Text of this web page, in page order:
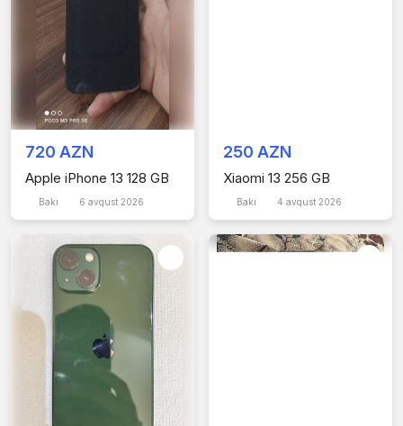
720 AZN
Apple iPhone 13 128 GB
Bakı 6 avqust 2026
250 AZN
Xiaomi 13 256 GB
Bakı 4 avqust 2026